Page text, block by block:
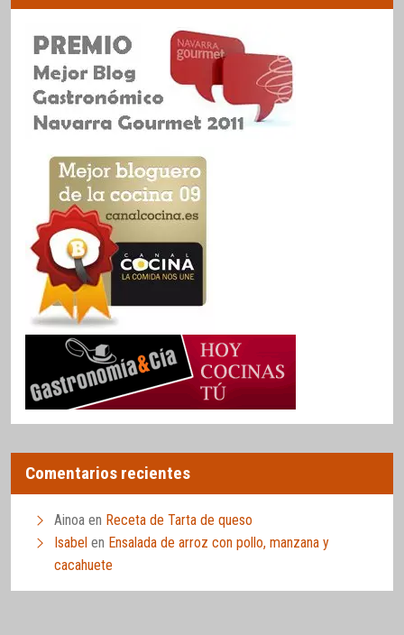
Comentarios recientes
Ainoa en Receta de Tarta de queso
Isabel en Ensalada de arroz con pollo, manzana y
cacahuete